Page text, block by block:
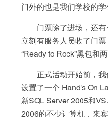
门外的也是我们学校的学
门票除了进场，还有
立刻有服务人员收了门
“Ready to Rock”黑包和
正式活动开始前，我
设置了一个 Hand's On
新SQL Server 2005和
2006的不少计算机，来